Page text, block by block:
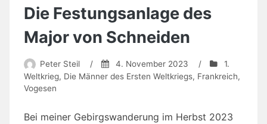
Die Festungsanlage des
Major von Schneiden
Peter Steil / 4. November 2023 /
1.
Weltkrieg, Die Männer des Ersten Weltkriegs, Frankreich,
Vogesen
Bei meiner Gebirgswanderung im Herbst 2023